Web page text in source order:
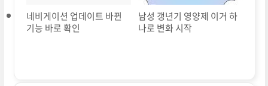
네비게이션 업데이트 바뀐
기능 바로 확인
남성 갱년기 영양제 이거 하
나로 변화 시작